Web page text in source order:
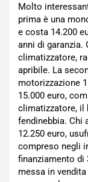
Molto
prima è una
e costa 14.200
anni di garanzia.
climatizzatore,
apribile. La
motorizzazione
15.000 euro,
climatizzatore, il
fendinebbia. Chi
12.250 euro,
compreso negli
finanziamento di
messa in